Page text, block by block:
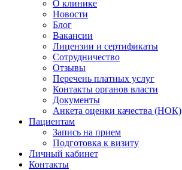
О клинике
Новости
Блог
Вакансии
Лицензии и сертификаты
Сотрудничество
Отзывы
Перечень платных услуг
Контакты органов власти
Документы
Анкета оценки качества (НОК)
Пациентам
Запись на прием
Подготовка к визиту
Личный кабинет
Контакты